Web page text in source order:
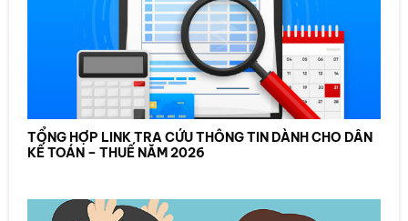
TỔNG HỢP LINK TRA CỨU THÔNG TIN DÀNH CHO DÂN
KẾ TOÁN – THUẾ NĂM 2026